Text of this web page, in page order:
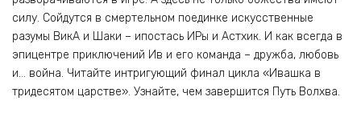
силу. Сойдутся в смертельном поединке искусственные
разумы ВикА и Шаки – ипостась ИРы и Астхик. И как всегда в
эпицентре приключений Ив и его команда – дружба, любовь
и… война. Читайте интригующий финал цикла «Ивашка в
тридесятом царстве». Узнайте, чем завершится Путь Волхва.